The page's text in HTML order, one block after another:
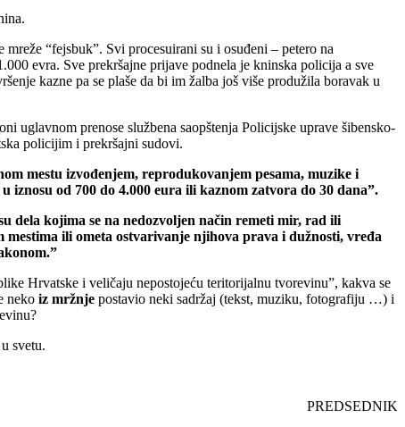
“fejsbuk”. Svi procesuirani su i osuđeni – petero na
evra. Sve prekršajne prijave podnela je kninska policija a sve
kazne pa se plaše da bi im žalba još više produžila boravak u
uglavnom prenose službena saopštenja Policijske uprave šibensko-
policijim i prekršajni sudovi.
mestu izvođenjem, reprodukovanjem pesama, muzike i
od 700 do 4.000 eura ili kaznom zatvora do 30 dana”.
dela kojima se na nedozvoljen način remeti mir, rad ili
ili ometa ostvarivanje njihova prava i dužnosti, vređa
Hrvatske i veličaju nepostojeću teritorijalnu tvorevinu”, kakva se
neko iz mržnje postavio neki sadržaj (tekst, muziku, fotografiju …) i
svetu.
PREDSEDNIK